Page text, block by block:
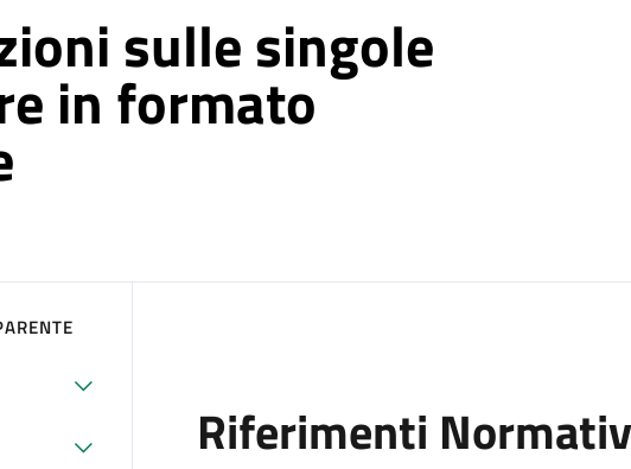
sulle singole
in formato
Riferimenti